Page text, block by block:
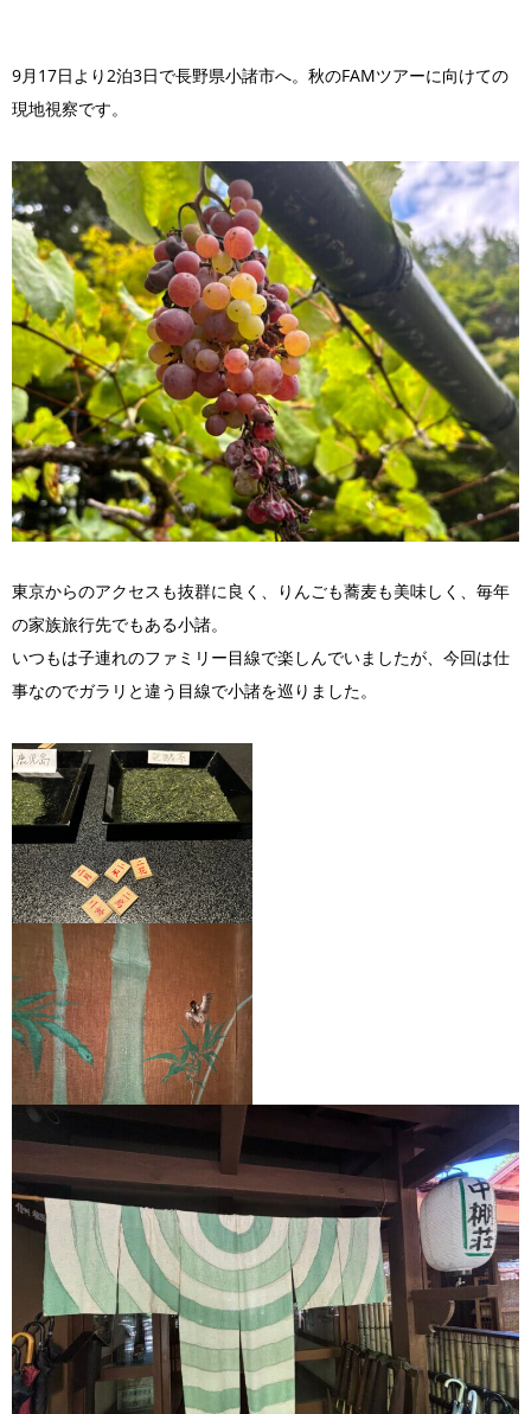
9月17日より2泊3日で長野県小諸市へ。秋のFAMツアーに向けての
現地視察です。
東京からのアクセスも抜群に良く、りんごも蕎麦も美味しく、毎年
の家族旅行先でもある小諸。
いつもは子連れのファミリー目線で楽しんでいましたが、今回は仕
事なのでガラリと違う目線で小諸を巡りました。